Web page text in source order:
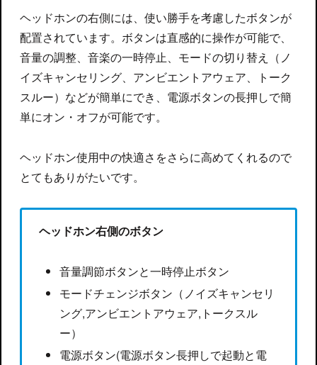
ヘッドホンの右側には、使い勝手を考慮したボタンが
配置されています。ボタンは直感的に操作が可能で、
音量の調整、音楽の一時停止、モードの切り替え（ノ
イズキャンセリング、アンビエントアウェア、トーク
スルー）などが簡単にでき、電源ボタンの長押しで簡
単にオン・オフが可能です。
ヘッドホン使用中の快適さをさらに高めてくれるので
とてもありがたいです。
ヘッドホン右側のボタン
音量調節ボタンと一時停止ボタン
モードチェンジボタン（ノイズキャンセリ
ング,アンビエントアウェア,トークスル
ー）
電源ボタン(電源ボタン長押しで起動と電